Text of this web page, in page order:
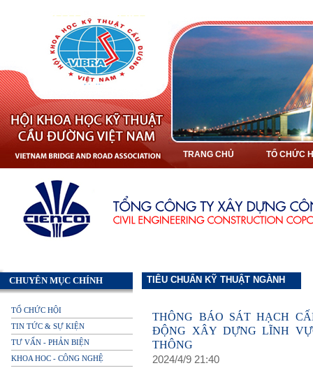
TRANG CHỦ TỔ CHỨC
CHUYÊN MỤC CHÍNH
TỔ CHỨC HỘI
TIN TỨC & SỰ KIỆN
TƯ VẤN - PHẢN BIỆN
KHOA HOC - CÔNG NGHỆ
TIÊU CHUẨN KỸ THUẬT NGÀNH
THÔNG BÁO SÁT HẠCH
ĐỘNG XÂY DỰNG LĨNH
THÔNG
2024/4/9 21:40